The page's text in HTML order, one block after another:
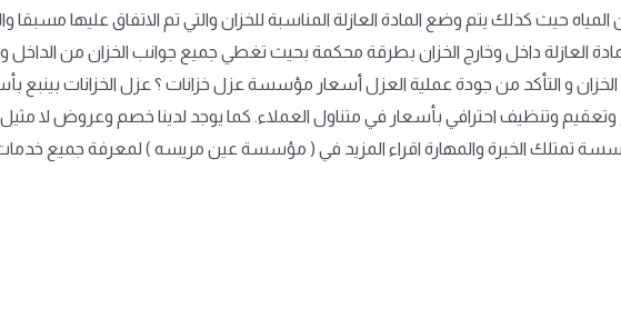
المياه حيث كذلك يتم وضع المادة العازلة المناسبة للخزان والتي تم الاتفاق عليها مسبقا
العازلة داخل وخارج الخزان بطرقة محكمة بحيث تغطي جميع جوانب الخزان من الداخل
و التأكد من جودة عملية العزل أسعار مؤسسة عزل خزانات ؟ عزل الخزانات بينبع
وتنظيف احترافي بأسعار في متناول العملاء. كما يوجد لدينا خصم وعروض لا